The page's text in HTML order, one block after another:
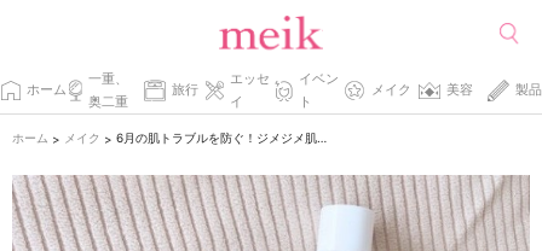
ホーム
一重、
奥二重
旅行
エッセ
イ
イベン
ト
メイク 美容 製品
ホーム > メイク > 6月の肌トラブルを防ぐ！ジメジメ肌対策のスキンケア習慣